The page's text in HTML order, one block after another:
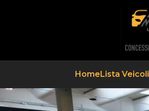
HomeLista Veicoli